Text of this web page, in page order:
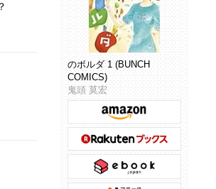
のボルダ 1 (BUNCH
COMICS)
鬼頭 莫宏